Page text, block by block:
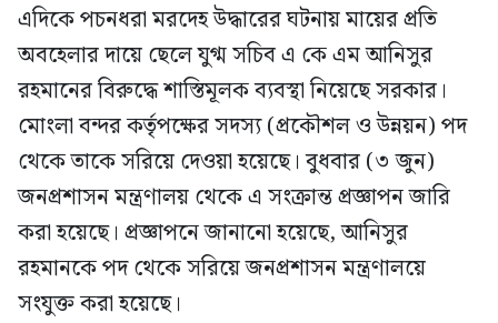
এদিকে পচনধরা মরদেহ উদ্ধারের ঘটনায় মায়ের প্রতি
অবহেলার দায়ে ছেলে যুগ্ম সচিব এ কে এম আনিসুর
রহমানের বিরুদ্ধে শাস্তিমূলক ব্যবস্থা নিয়েছে সরকার।
মোংলা বন্দর কর্তৃপক্ষের সদস্য (প্রকৌশল ও উন্নয়ন) পদ
থেকে তাকে সরিয়ে দেওয়া হয়েছে। বুধবার (৩ জুন)
জনপ্রশাসন মন্ত্রণালয় থেকে এ সংক্রান্ত প্রজ্ঞাপন জারি
করা হয়েছে। প্রজ্ঞাপনে জানানো হয়েছে, আনিসুর
রহমানকে পদ থেকে সরিয়ে জনপ্রশাসন মন্ত্রণালয়ে
সংযুক্ত করা হয়েছে।